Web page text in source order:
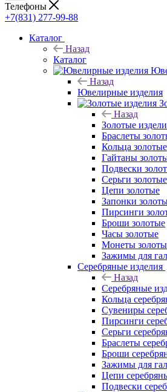
Телефоны
+7(831) 277-99-88
Каталог
Назад
Каталог
Назад
Ювелирные изделия
Назад
Золотые
Браслеты
Кольца золотые
Гайтаны
Подвески
Серьги золотые
Цепи золотые
Запонки
Пирсинги
Броши золотые
Часы золотые
Монеты
Зажимы для
Серебряные изделия
Назад
Серебряные
Кольца
Сувениры
Пирсинги
Серьги
Браслеты
Броши
Зажимы для
Цепи
Подвески